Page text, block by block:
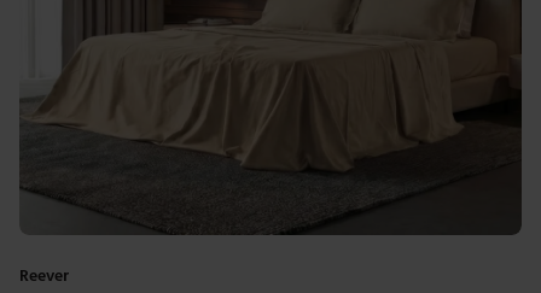
Reever